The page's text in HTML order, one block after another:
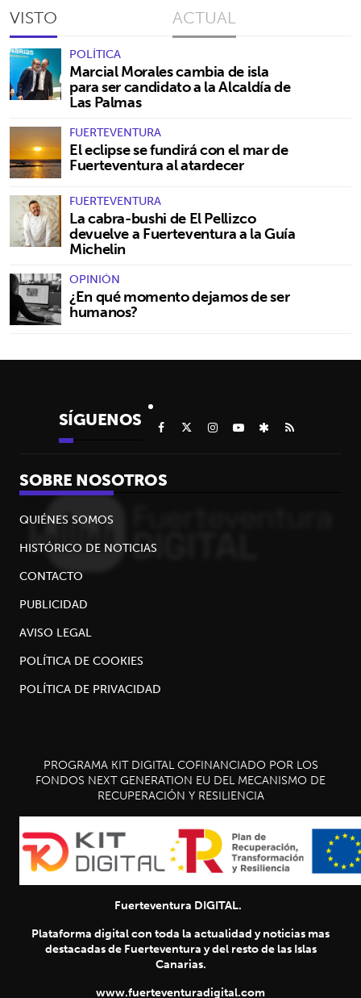
VISTO ACTUAL
POLÍTICA
Marcial Morales cambia de isla
para ser candidato a la Alcaldía de
Las Palmas
FUERTEVENTURA
El eclipse se fundirá con el mar de
Fuerteventura al atardecer
FUERTEVENTURA
La cabra-bushi de El Pellizco
devuelve a Fuerteventura a la Guía
Michelin
OPINIÓN
¿En qué momento dejamos de ser
humanos?
SÍGUENOS
SOBRE NOSOTROS
QUIÉNES SOMOS
HISTÓRICO DE NOTICIAS
CONTACTO
PUBLICIDAD
AVISO LEGAL
POLÍTICA DE COOKIES
POLÍTICA DE PRIVACIDAD
PROGRAMA KIT DIGITAL COFINANCIADO POR LOS
FONDOS NEXT GENERATION EU DEL MECANISMO DE
RECUPERACIÓN Y RESILIENCIA
Fuerteventura DIGITAL.
Plataforma digital con toda la actualidad y noticias mas
destacadas de Fuerteventura y del resto de las Islas
Canarias.
www.fuerteventuradigital.com